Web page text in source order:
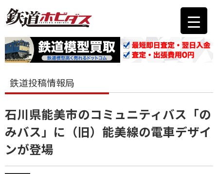
鉄道投稿情報局
石川県能美市のコミュニティバス「の
みバス」に（旧）能美線の電車デザイ
ンが登場